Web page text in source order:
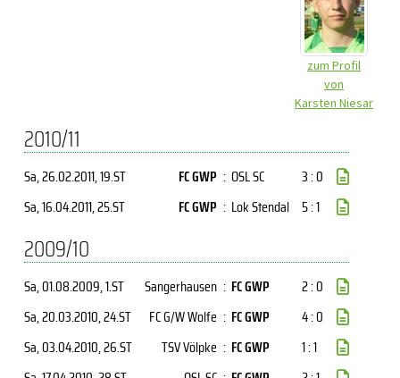
zum Profil
von
Karsten Niesar
2010/11
Sa, 26.02.2011, 19.ST FC GWP : OSL SC
3 : 0
Sa, 16.04.2011, 25.ST FC GWP : Lok Stendal 5 : 1
2009/10
Sa, 01.08.2009, 1.ST Sangerhausen : FC GWP
2 : 0
Sa, 20.03.2010, 24.ST FC G/W Wolfe : FC GWP
4 : 0
Sa, 03.04.2010, 26.ST TSV Völpke : FC GWP
1 : 1